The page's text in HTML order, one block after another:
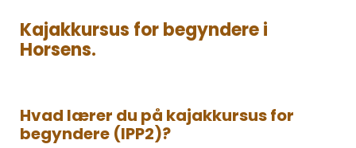
Kajakkursus for begyndere i
Horsens.
Hvad lærer du på kajakkursus for
begyndere (IPP2)?